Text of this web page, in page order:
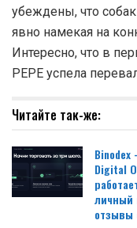
убеждены, что
явно намекая на
Интересно, что в
PEPE успела
Читайте так-же:
Digital
личный
отзывы